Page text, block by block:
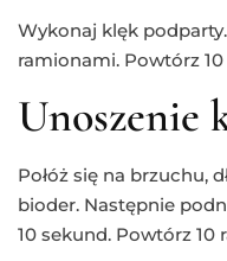
Wykonaj klęk
ramionami. Powtórz 10
Unoszenie
Połóż się na brzuchu,
bioder. Następnie
10 sekund. Powtórz 10